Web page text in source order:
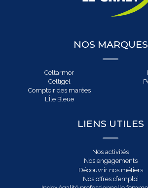
NOS MARQUES
Celtarmor
Celtigel
Comptoir des marées
L’Île Bleue
LIENS UTILES
Nos activités
Nos engagements
Découvrir nos métiers
Nos offres d’emploi